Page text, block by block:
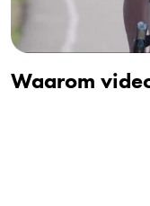
Waarom